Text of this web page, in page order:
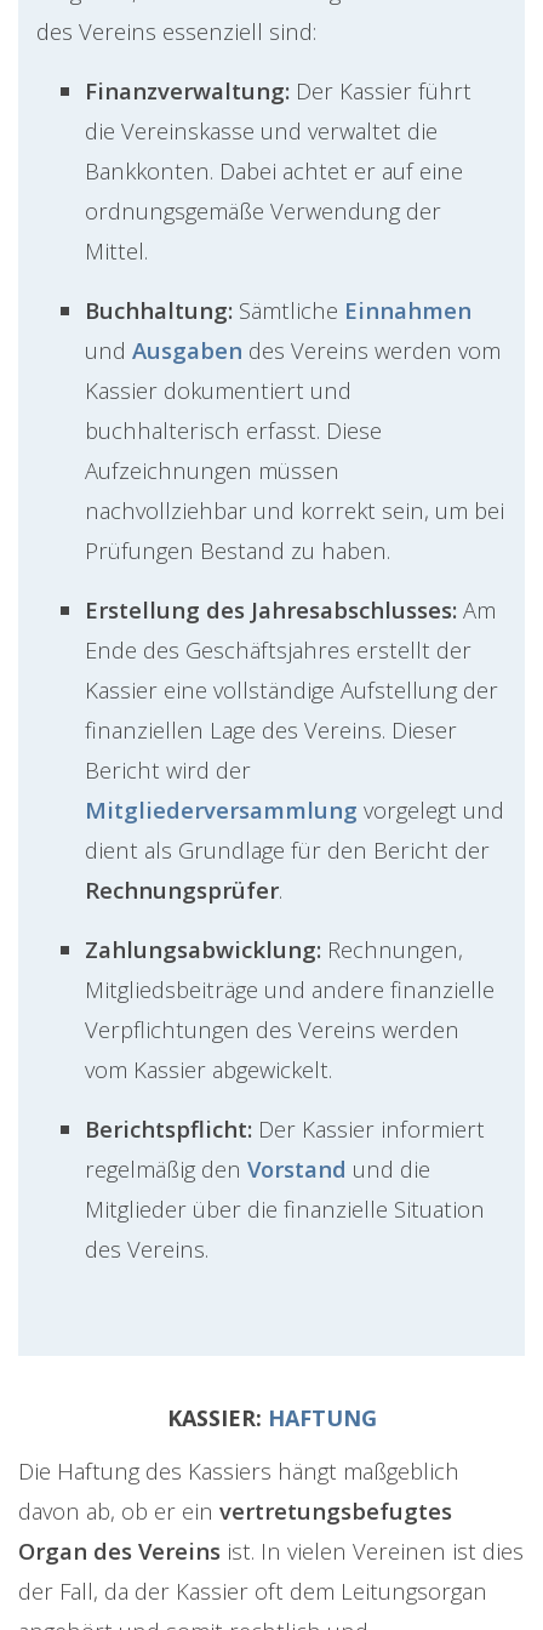
des Vereins essenziell sind:
Finanzverwaltung: Der Kassier führt
die Vereinskasse und verwaltet die
Bankkonten. Dabei achtet er auf eine
ordnungsgemäße Verwendung der
Mittel.
Buchhaltung: Sämtliche Einnahmen
und Ausgaben des Vereins werden vom
Kassier dokumentiert und
buchhalterisch erfasst. Diese
Aufzeichnungen müssen
nachvollziehbar und korrekt sein, um bei
Prüfungen Bestand zu haben.
Erstellung des Jahresabschlusses: Am
Ende des Geschäftsjahres erstellt der
Kassier eine vollständige Aufstellung der
finanziellen Lage des Vereins. Dieser
Bericht wird der
Mitgliederversammlung vorgelegt und
dient als Grundlage für den Bericht der
Rechnungsprüfer.
Zahlungsabwicklung: Rechnungen,
Mitgliedsbeiträge und andere finanzielle
Verpflichtungen des Vereins werden
vom Kassier abgewickelt.
Berichtspflicht: Der Kassier informiert
regelmäßig den Vorstand und die
Mitglieder über die finanzielle Situation
des Vereins.
KASSIER: HAFTUNG
Die Haftung des Kassiers hängt maßgeblich
davon ab, ob er ein vertretungsbefugtes
Organ des Vereins ist. In vielen Vereinen ist dies
der Fall, da der Kassier oft dem Leitungsorgan